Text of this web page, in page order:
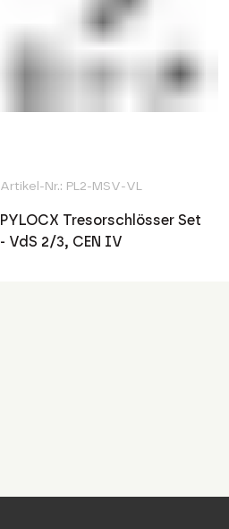
Artikel-Nr.: PL2-MSV-VL
PYLOCX Tresorschlösser Set
- VdS 2/3, CEN IV